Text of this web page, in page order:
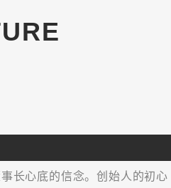
长心底的信念。创始人的初心